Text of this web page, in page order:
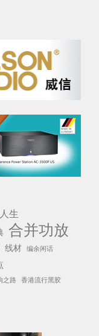
生
合并功放
线材 编余闲话
之路 香港流行黑胶